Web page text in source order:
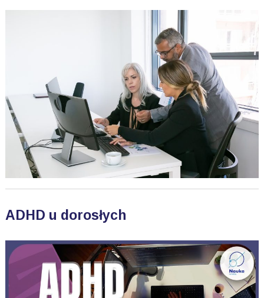
ADHD u dorosłych